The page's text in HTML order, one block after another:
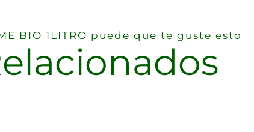
BIO 1LITRO puede que te guste esto